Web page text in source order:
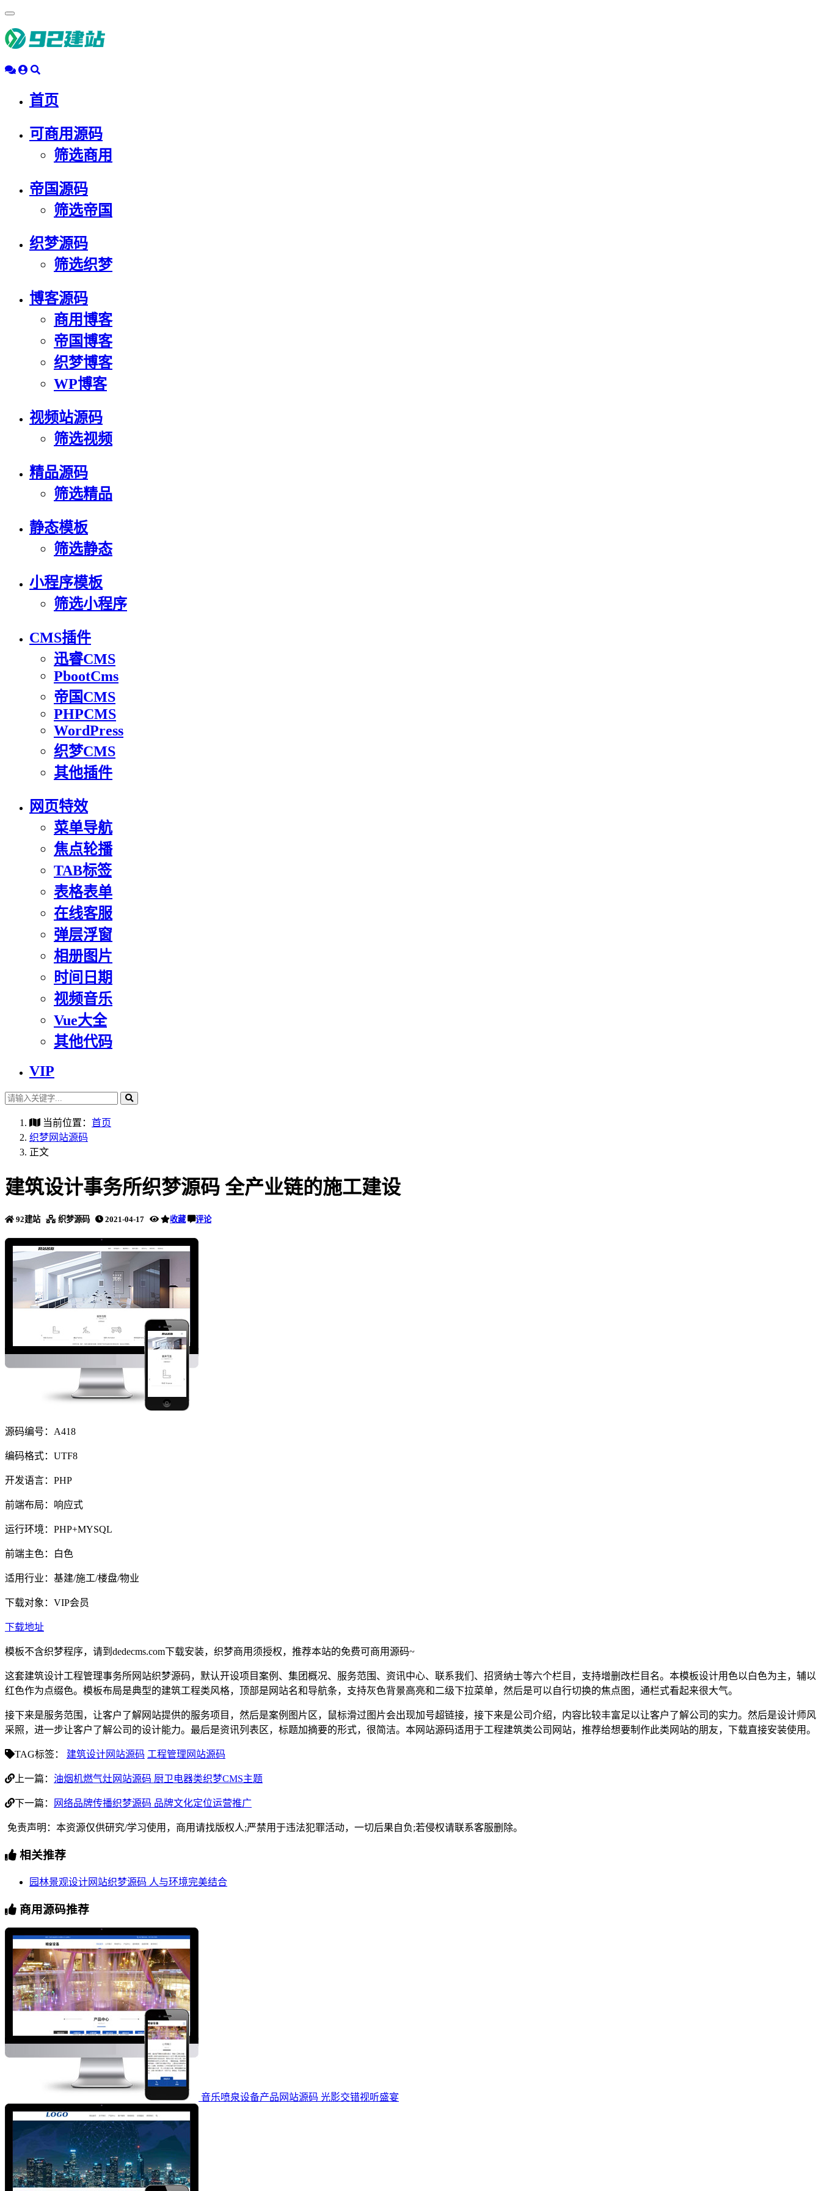
动
导
首页
可商用源码
筛选商用
帝国源码
筛选帝国
织梦源码
筛选织梦
博客源码
商用博客
帝国博客
织梦博客
WP博客
视频站源码
筛选视频
精品源码
筛选精品
静态模板
筛选静态
小程序模板
筛选小程序
CMS插件
迅睿CMS
PbootCms
帝国CMS
PHPCMS
WordPress
织梦CMS
其他插件
网页特效
菜单导航
焦点轮播
TAB标签
表格表单
在线客服
弹层浮窗
相册图片
时间日期
视频音乐
Vue大全
其他代码
VIP
当前位置： 首页
织梦网站源码
正文
建筑设计事务所织梦源码 全产业链的施工建设
92建站 织梦源码 2021-04-17 收藏 评论
源码编号：A418
编码格式：UTF8
开发语言：PHP
前端布局：响应式
运行环境：PHP+MYSQL
前端主色：白色
适用行业：基建/施工/楼盘/物业
下载对象：VIP会员
下载地址
模板不含织梦程序，请到dedecms.com下载安装，织梦商用须授权，推荐本站的免费可商用源码~
这套建筑设计工程管理事务所网站织梦源码，默认开设项目案例、集团概况、服务范围、资讯中心、联系我们、招贤纳士等六个栏目，支持增删改栏目名。本模板设计用色以白色为主，辅以
红色作为点缀色。模板布局是典型的建筑工程类风格，顶部是网站名和导航条，支持灰色背景高亮和二级下拉菜单，然后是可以自行切换的焦点图，通栏式看起来很大气。
接下来是服务范围，让客户了解网站提供的服务项目，然后是案例图片区，鼠标滑过图片会出现加号超链接，接下来是公司介绍，内容比较丰富足以让客户了解公司的实力。然后是设计师风
采照，进一步让客户了解公司的设计能力。最后是资讯列表区，标题加摘要的形式，很简洁。本网站源码适用于工程建筑类公司网站，推荐给想要制作此类网站的朋友，下载直接安装使用。
TAG标签： 建筑设计网站源码 工程管理网站源码
上一篇： 油烟机燃气灶网站源码 厨卫电器类织梦CMS主题
下一篇： 网络品牌传播织梦源码 品牌文化定位运营推广
免责声明：本资源仅供研究/学习使用，商用请找版权人;严禁用于违法犯罪活动，一切后果自负;若侵权请联系客服删除。
相关推荐
园林景观设计网站织梦源码 人与环境完美结合
商用源码推荐
音乐喷泉设备产品网站源码 光影交错视听盛宴